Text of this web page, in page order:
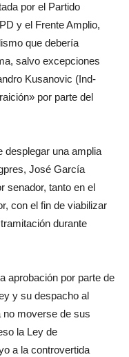
por el Partido
y el Frente Amplio,
que debería
salvo excepciones
Kusanovic (Ind-
por parte del
desplegar una amplia
José García
senador, tanto en el
con el fin de viabilizar
durante
aprobación por parte de
y su despacho al
no moverse de sus
la Ley de
a la controvertida